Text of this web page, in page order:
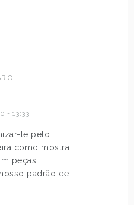
- 13:33
te pelo
como mostra
peças
padrão de